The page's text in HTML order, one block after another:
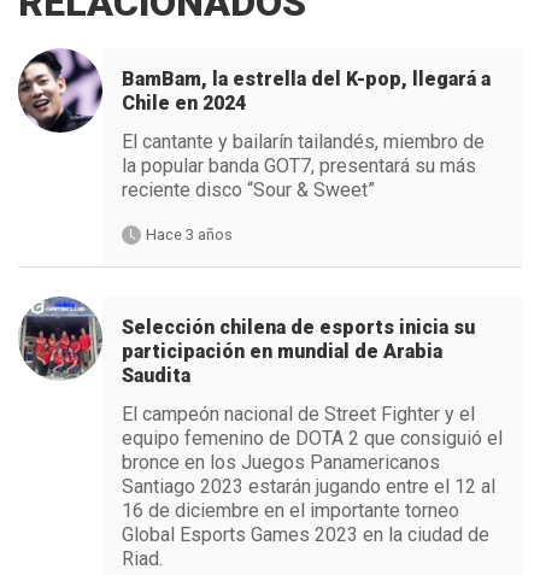
BamBam, la estrella del K-pop, llegará a
Chile en 2024
El cantante y bailarín tailandés, miembro de
la popular banda GOT7, presentará su más
reciente disco “Sour & Sweet”
Hace 3 años
Selección chilena de esports inicia su
participación en mundial de Arabia
Saudita
El campeón nacional de Street Fighter y el
equipo femenino de DOTA 2 que consiguió el
bronce en los Juegos Panamericanos
Santiago 2023 estarán jugando entre el 12 al
16 de diciembre en el importante torneo
Global Esports Games 2023 en la ciudad de
Riad.